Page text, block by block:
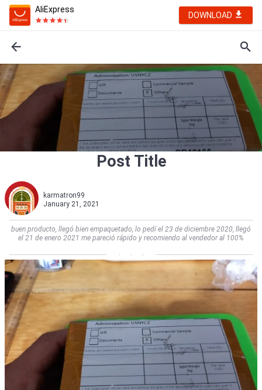
AliExpress
DOWNLOAD
Post Title
karmatron99
January 21, 2021
buen producto, llegó bien empaquetado, lo pedí el 23 de diciembre 2020, llegó
el 21 de enero 2021 me pareció rápido y recomiendo al vendedor al 100%